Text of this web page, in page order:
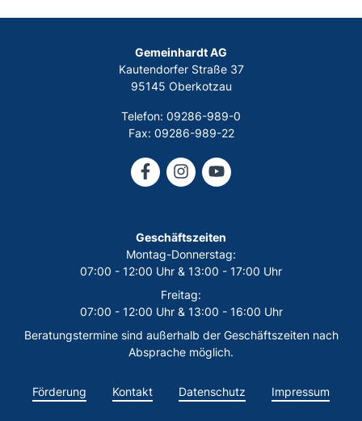
Gemeinhardt AG
Kautendorfer Straße 37
95145 Oberkotzau
Telefon: 09286-989-0
Fax: 09286-989-22
Geschäftszeiten
Montag-Donnerstag:
07:00 - 12:00 Uhr & 13:00 - 17:00 Uhr
Freitag:
07:00 - 12:00 Uhr & 13:00 - 16:00 Uhr
Beratungstermine sind außerhalb der Geschäftszeiten nach
Absprache möglich.
Förderung Kontakt Datenschutz Impressum